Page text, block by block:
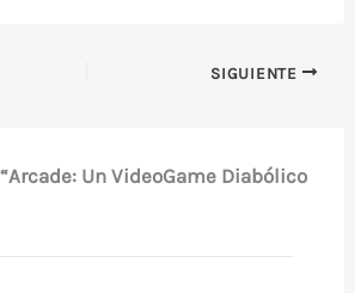
SIGUIENTE
Un VideoGame Diabólico